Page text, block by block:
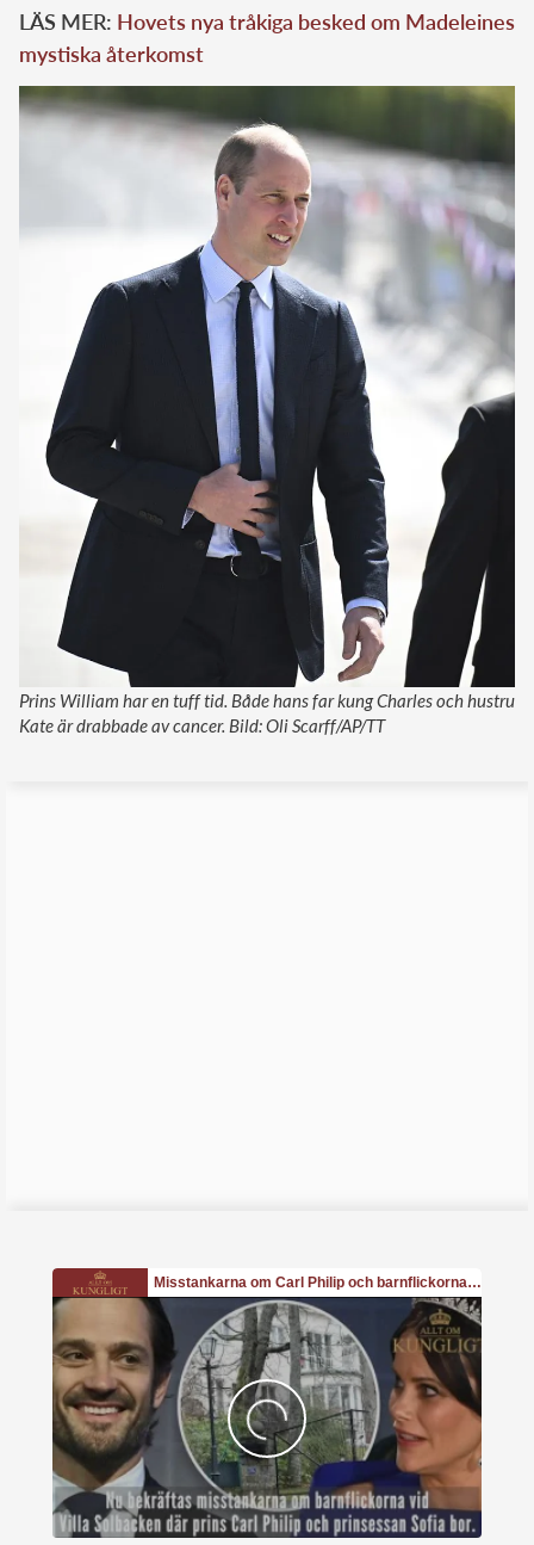
LÄS MER: Hovets nya tråkiga besked om Madeleines
mystiska återkomst
Prins William har en tuff tid. Både hans far kung Charles och hustru
Kate är drabbade av cancer. Bild: Oli Scarff/AP/TT